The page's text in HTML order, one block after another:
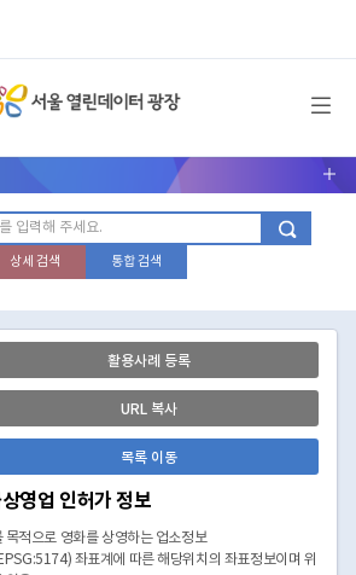
메뉴 열기
서브메뉴 열기
상세 검색
통합 검색
활용사례 등록
URL 복사
목록 이동
영업 인허가 정보
목적으로 영화를 상영하는 업소정보
좌표계에 따른 해당위치의 좌표정보이며 위